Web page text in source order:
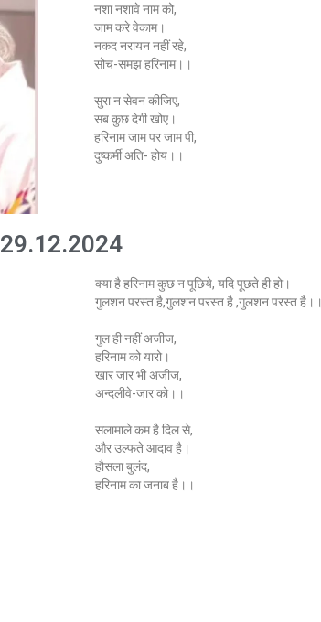
नशा नशावे नाम को,
जाम करे वेकाम।
नकद नरायन नहीं रहे,
सोच-समझ हरिनाम।।
सुरा न सेवन कीजिए,
सब कुछ देगी खोए।
हरिनाम जाम पर जाम पी,
दुष्कर्मी अति- होय।।
29.12.2024
क्या है हरिनाम कुछ न पूछिये, यदि पूछते ही हो।
गुलशन परस्त है,गुलशन परस्त है ,गुलशन परस्त है।।
गुल ही नहीं अजीज,
हरिनाम को यारो।
खार जार भी अजीज,
अन्दलीवे-जार को।।
सलामाले कम है दिल से,
और उल्फते आदाव है।
हौसला बुलंद,
हरिनाम का जनाब है।।